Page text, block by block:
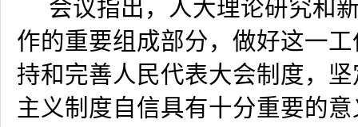
会议指出，人大理论研究和
作的重要组成部分，做好这一
持和完善人民代表大会制度，
主义制度自信具有十分重要的